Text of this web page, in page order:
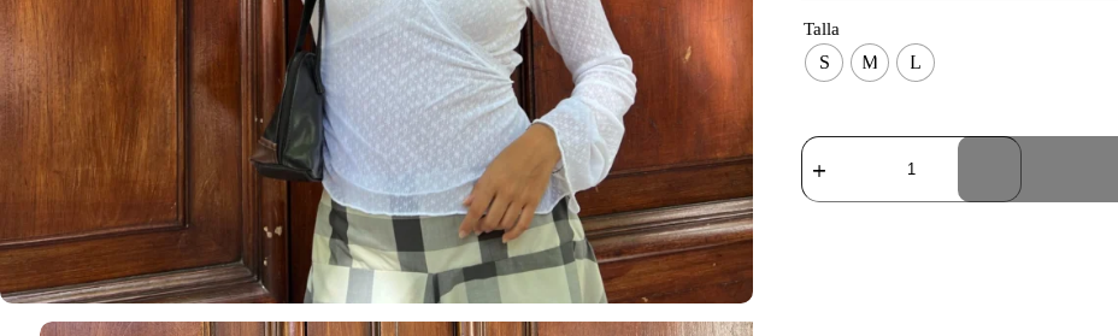
Talla
S M L
Reme
Secret
Bloom
Blanco